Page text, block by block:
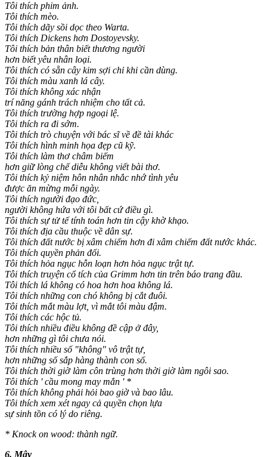
Tôi thích phim ảnh.
Tôi thích mèo.
Tôi thích dãy sồi dọc theo Warta.
Tôi thích Dickens hơn Dostoyevsky.
Tôi thích bản thân biết thương người
hơn biết yêu nhân loại.
Tôi thích có sẵn cây kim sợi chỉ khi cần dùng.
Tôi thích màu xanh lá cây.
Tôi thích không xác nhận
trí năng gánh trách nhiệm cho tất cả.
Tôi thích trường hợp ngoại lệ.
Tôi thích ra đi sớm.
Tôi thích trò chuyện với bác sĩ về đề tài khác
Tôi thích hình minh họa đẹp cũ kỹ.
Tôi thích làm thơ châm biếm
hơn giữ lòng chế diễu không viết bài thơ.
Tôi thích kỷ niệm hôn nhân nhắc nhớ tình yêu
được ăn mừng mỗi ngày.
Tôi thích người đạo đức,
người không hứa với tôi bất cứ điều gì.
Tôi thích sự tử tế tính toán hơn tin cậy khờ khạo.
Tôi thích địa cầu thuộc về dân sự.
Tôi thích đất nước bị xâm chiếm hơn đi xâm chiếm đất nước khác.
Tôi thích quyền phản đối.
Tôi thích hỏa ngục hỗn loạn hơn hỏa ngục trật tự.
Tôi thích truyện cổ tích của Grimm hơn tin trên báo trang đầu.
Tôi thích lá không có hoa hơn hoa không lá.
Tôi thích những con chó không bị cắt đuôi.
Tôi thích mắt màu lợt, vì mắt tôi màu đậm.
Tôi thích các hộc tủ.
Tôi thích nhiều điều không đề cập ở đây,
hơn những gì tôi chưa nói.
Tôi thích nhiều số "không" vô trật tự,
hơn những số sắp hàng thành con số.
Tôi thích thời giờ làm côn trùng hơn thời giờ làm ngôi sao.
Tôi thích ' cầu mong may mắn ' *
Tôi thích không phải hỏi bao giờ và bao lâu.
Tôi thích xem xét ngay cả quyền chọn lựa
sự sinh tồn có lý do riêng.
* Knock on wood: thành ngữ.
6. Mây